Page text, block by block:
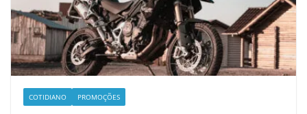
COTIDIANO PROMOÇÕES